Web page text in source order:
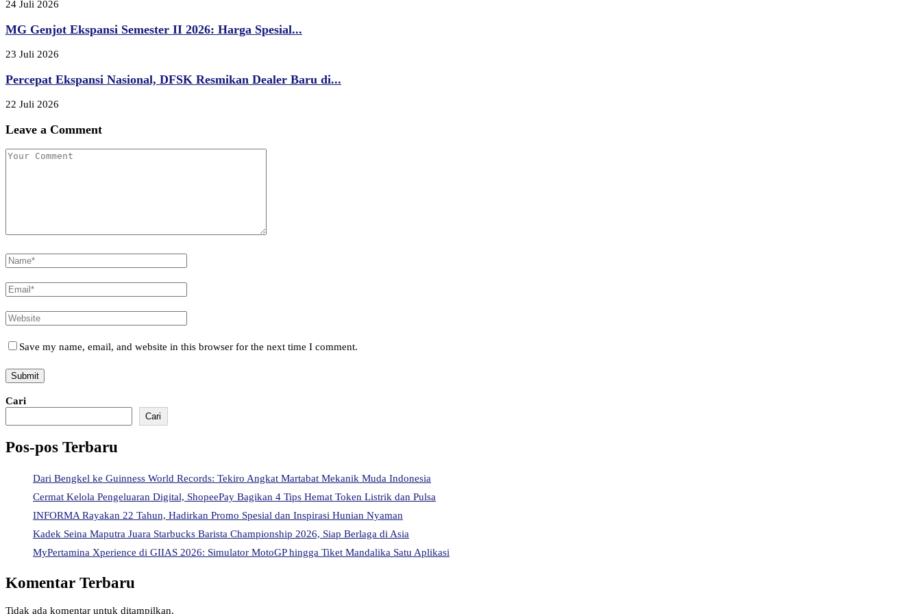
24 Juli 2026
MG Genjot Ekspansi Semester II 2026: Harga Spesial...
23 Juli 2026
Percepat Ekspansi Nasional, DFSK Resmikan Dealer Baru di...
22 Juli 2026
Leave a Comment
Save my name, email, and website in this browser for the next time I comment.
Cari
Cari
Pos-pos Terbaru
Dari Bengkel ke Guinness World Records: Tekiro Angkat Martabat Mekanik Muda Indonesia
Cermat Kelola Pengeluaran Digital, ShopeePay Bagikan 4 Tips Hemat Token Listrik dan Pulsa
INFORMA Rayakan 22 Tahun, Hadirkan Promo Spesial dan Inspirasi Hunian Nyaman
Kadek Seina Maputra Juara Starbucks Barista Championship 2026, Siap Berlaga di Asia
MyPertamina Xperience di GIIAS 2026: Simulator MotoGP hingga Tiket Mandalika Satu Aplikasi
Komentar Terbaru
Tidak ada komentar untuk ditampilkan.